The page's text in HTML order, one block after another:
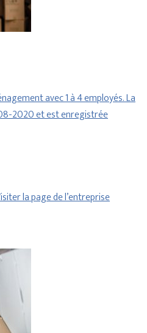
avec 1 à 4 employés. La
2020 et est enregistrée
la page de l’entreprise